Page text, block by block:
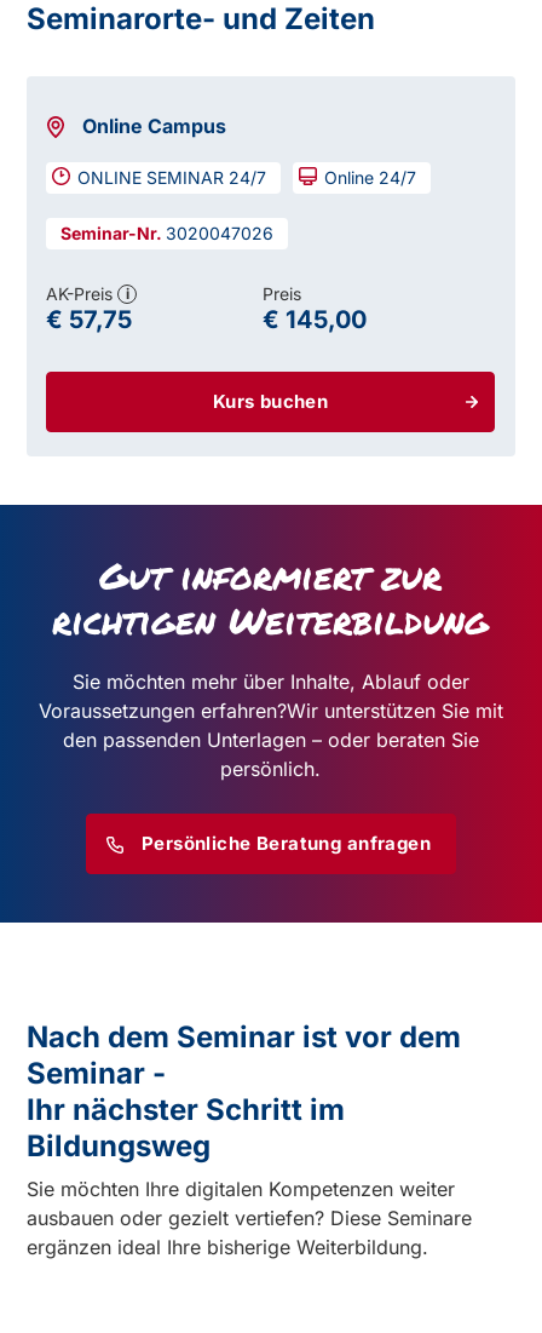
Seminarorte- und Zeiten
Online Campus
ONLINE SEMINAR 24/7 Online 24/7
3020047026
Kurs buchen
AK-Preis i
€ 57,75
Preis
€ 145,00
Gut informiert zur
richtigen Weiterbildung
Sie möchten mehr über Inhalte, Ablauf oder
Voraussetzungen erfahren?Wir unterstützen Sie mit
den passenden Unterlagen – oder beraten Sie
persönlich.
Persönliche Beratung anfragen
Nach dem Seminar ist vor dem
Seminar -
Ihr nächster Schritt im
Bildungsweg
Sie möchten Ihre digitalen Kompetenzen weiter
ausbauen oder gezielt vertiefen? Diese Seminare
ergänzen ideal Ihre bisherige Weiterbildung.